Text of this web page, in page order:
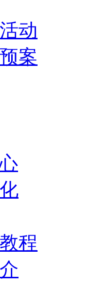
动
案
程